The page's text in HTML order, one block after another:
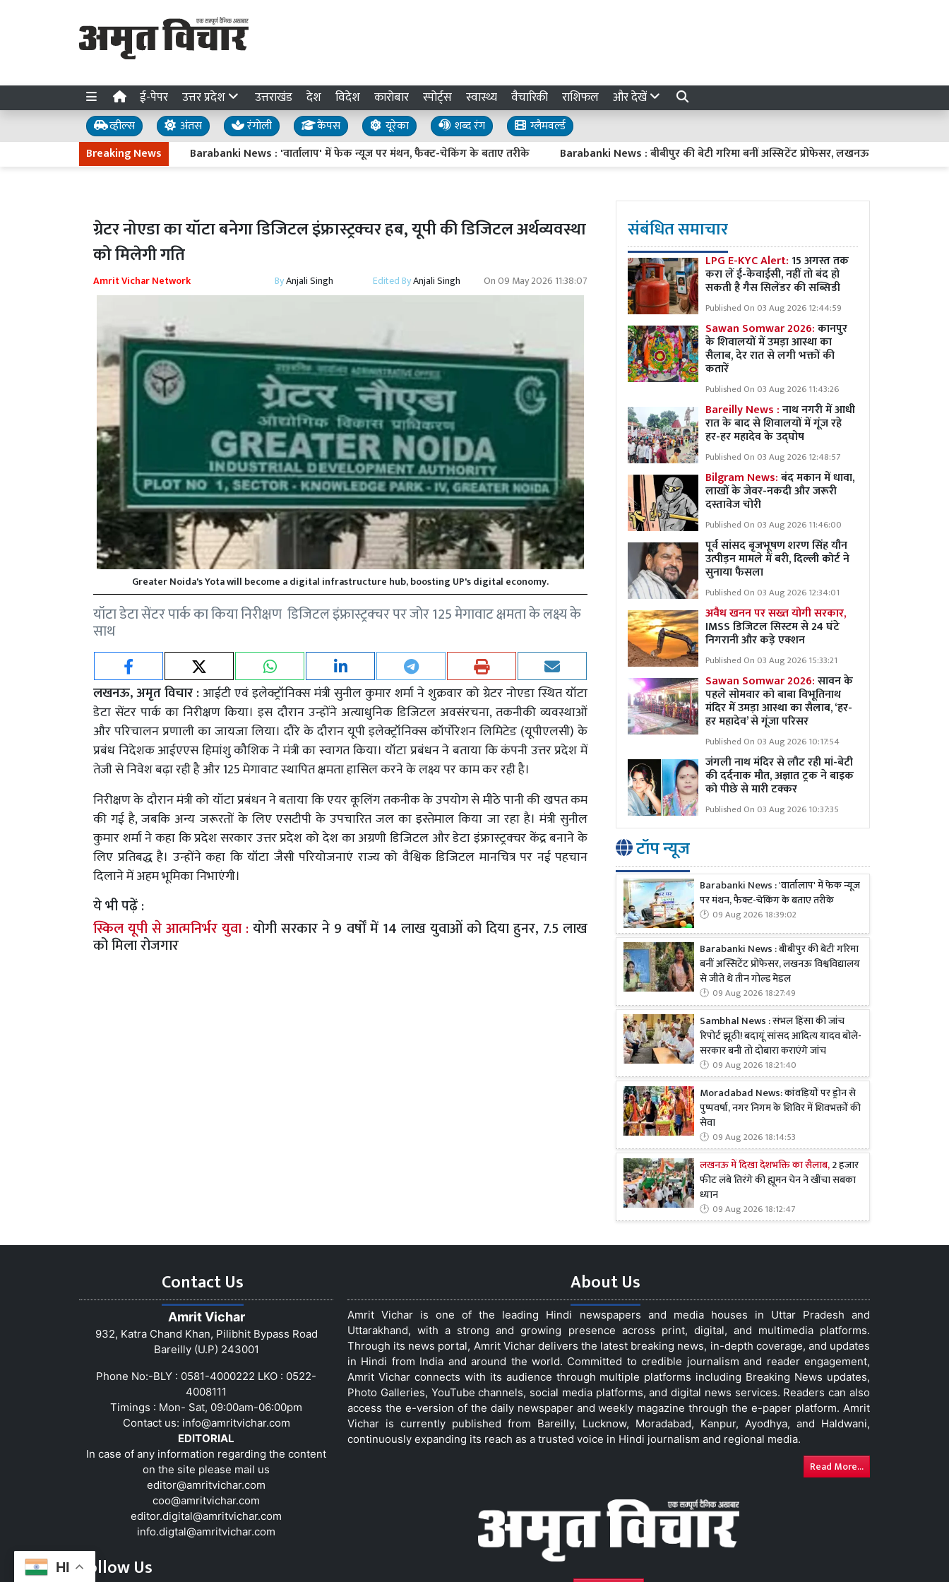
ई-पेपर उत्तर प्रदेश उत्तराखंड देश विदेश कारोबार स्पोर्ट्स स्वास्थ्य वैचारिकी राशिफल और देखें
व्हील्स अंतस रंगोली कैंपस यूरेका शब्द रंग
ग्लैमवर्ल्ड
Breaking News
Barabanki News : 'वार्तालाप' में फेक न्यूज पर मंथन, फैक्ट-चेकिंग के बताए तरीके Barabanki News : बीबीपुर की बेटी गरिमा बनीं अस्सिटेंट प्रोफेसर, लखनऊ विश्वविद्यालय से जीते थे
HI
ग्रेटर नोएडा का यॉटा बनेगा डिजिटल इंफ्रास्ट्रक्चर हब, यूपी की डिजिटल अर्थव्यवस्था
को मिलेगी गति
Amrit Vichar Network ByAnjali Singh Edited ByAnjali Singh On09 May 2026 11:38:07
Greater Noida's Yota will become a digital infrastructure hub, boosting UP's digital economy.
यॉटा डेटा सेंटर पार्क का किया निरीक्षण डिजिटल इंफ्रास्ट्रक्चर पर जोर 125 मेगावाट क्षमता के लक्ष्य के
साथ
लखनऊ, अमृत विचार :आईटी एवं इलेक्ट्रॉनिक्स मंत्री सुनील कुमार शर्मा ने शुक्रवार को ग्रेटर नोएडा स्थित यॉटा
डेटा सेंटर पार्क का निरीक्षण किया। इस दौरान उन्होंने अत्याधुनिक डिजिटल अवसंरचना, तकनीकी व्यवस्थाओं
और परिचालन प्रणाली का जायजा लिया। दौरे के दौरान यूपी इलेक्ट्रॉनिक्स कॉर्पोरेशन लिमिटेड (यूपीएलसी) के
प्रबंध निदेशक आईएएस हिमांशु कौशिक ने मंत्री का स्वागत किया। यॉटा प्रबंधन ने बताया कि कंपनी उत्तर प्रदेश में
तेजी से निवेश बढ़ा रही है और 125 मेगावाट स्थापित क्षमता हासिल करने के लक्ष्य पर काम कर रही है।
निरीक्षण के दौरान मंत्री को यॉटा प्रबंधन ने बताया कि एयर कूलिंग तकनीक के उपयोग से मीठे पानी की खपत कम
की गई है, जबकि अन्य जरूरतों के लिए एसटीपी के उपचारित जल का इस्तेमाल किया जा रहा है। मंत्री सुनील
कुमार शर्मा ने कहा कि प्रदेश सरकार उत्तर प्रदेश को देश का अग्रणी डिजिटल और डेटा इंफ्रास्ट्रक्चर केंद्र बनाने के
लिए प्रतिबद्ध है। उन्होंने कहा कि यॉटा जैसी परियोजनाएं राज्य को वैश्विक डिजिटल मानचित्र पर नई पहचान
दिलाने में अहम भूमिका निभाएंगी।
ये भी पढ़ें :
स्किल यूपी से आत्मनिर्भर युवा :योगी सरकार ने 9 वर्षों में 14 लाख युवाओं को दिया हुनर, 7.5 लाख
को मिला रोजगार
संबंधित समाचार
LPG E-KYC Alert:15 अगस्त तक
करा लें ई-केवाईसी, नहीं तो बंद हो
सकती है गैस सिलेंडर की सब्सिडी
Published On 03 Aug 2026 12:44:59
Sawan Somwar 2026:कानपुर
के शिवालयों में उमड़ा आस्था का
सैलाब, देर रात से लगी भक्तों की
कतारें
Published On 03 Aug 2026 11:43:26
Bareilly News :नाथ नगरी में आधी
रात के बाद से शिवालयों में गूंज रहे
हर-हर महादेव के उद्घोष
Published On 03 Aug 2026 12:48:57
Bilgram News:बंद मकान में धावा,
लाखों के जेवर-नकदी और जरूरी
दस्तावेज चोरी
Published On 03 Aug 2026 11:46:00
पूर्व सांसद बृजभूषण शरण सिंह यौन
उत्पीड़न मामले में बरी, दिल्ली कोर्ट ने
सुनाया फैसला
Published On 03 Aug 2026 12:34:01
अवैध खनन पर सख्त योगी सरकार,
IMSS डिजिटल सिस्टम से 24 घंटे
निगरानी और कड़े एक्शन
Published On 03 Aug 2026 15:33:21
Sawan Somwar 2026:सावन के
पहले सोमवार को बाबा विभूतिनाथ
मंदिर में उमड़ा आस्था का सैलाब, ‘हर-
हर महादेव’ से गूंजा परिसर
Published On 03 Aug 2026 10:17:54
जंगली नाथ मंदिर से लौट रही मां-बेटी
की दर्दनाक मौत, अज्ञात ट्रक ने बाइक
को पीछे से मारी टक्कर
Published On 03 Aug 2026 10:37:35
टॉप न्यूज
Barabanki News : 'वार्तालाप' में फेक न्यूज
पर मंथन, फैक्ट-चेकिंग के बताए तरीके
09 Aug 2026 18:39:02
Barabanki News : बीबीपुर की बेटी गरिमा
बनीं अस्सिटेंट प्रोफेसर, लखनऊ विश्वविद्यालय
से जीते थे तीन गोल्ड मेडल
09 Aug 2026 18:27:49
Sambhal News : संभल हिंसा की जांच
रिपोर्ट झूठी! बदायूं सांसद आदित्य यादव बोले-
सरकार बनी तो दोबारा कराएंगे जांच
09 Aug 2026 18:21:40
Moradabad News: कांवड़ियों पर ड्रोन से
पुष्पवर्षा, नगर निगम के शिविर में शिवभक्तों की
सेवा
09 Aug 2026 18:14:53
लखनऊ में दिखा देशभक्ति का सैलाब,2 हजार
फीट लंबे तिरंगे की ह्यूमन चेन ने खींचा सबका
ध्यान
09 Aug 2026 18:12:47
Contact Us
Amrit Vichar
932, Katra Chand Khan, Pilibhit Bypass Road
Bareilly (U.P) 243001
Phone No:-BLY : 0581-4000222 LKO : 0522-
4008111
Timings : Mon- Sat, 09:00am-06:00pm
Contact us: info@amritvichar.com
EDITORIAL
In case of any information regarding the content
on the site please mail us
editor@amritvichar.com
coo@amritvichar.com
editor.digital@amritvichar.com
info.digtal@amritvichar.com
Follow Us
About Us
Amrit Vichar is one of the leading Hindi newspapers and media houses in Uttar Pradesh and
Uttarakhand, with a strong and growing presence across print, digital, and multimedia platforms.
Through its news portal, Amrit Vichar delivers the latest breaking news, in-depth coverage, and updates
in Hindi from India and around the world. Committed to credible journalism and reader engagement,
Amrit Vichar connects with its audience through multiple platforms including Breaking News updates,
Photo Galleries, YouTube channels, social media platforms, and digital news services. Readers can also
access the e-version of the daily newspaper and weekly magazine through the e-paper platform. Amrit
Vichar is currently published from Bareilly, Lucknow, Moradabad, Kanpur, Ayodhya, and Haldwani,
continuously expanding its reach as a trusted voice in Hindi journalism and regional media.
Read More...